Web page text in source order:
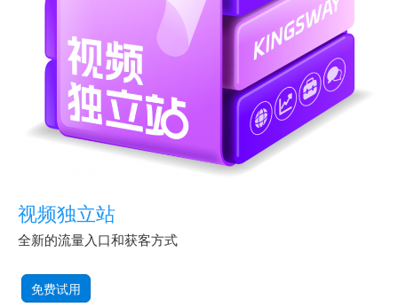
视频独立站
全新的流量入口和获客方式
免费试用